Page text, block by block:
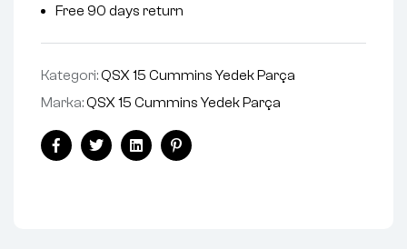
Free 90 days return
Kategori:QSX 15 Cummins Yedek Parça
Marka:QSX 15 Cummins Yedek Parça
FacebookTwitterLinkedinPinterest